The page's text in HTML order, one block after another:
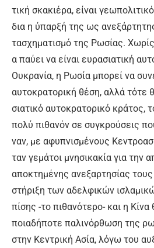
τι­κή σκα­κιέ­ρα, εί­ναι
δια η ύ­παρ­ξή της ως
τα­σχη­μα­τι­σμό της Ρω­σί­ας.
α παύ­ει να εί­ναι ευ­ρα­σια­τι­κή
Ου­κρα­νί­α, η Ρω­σί­α μπο­ρεί να
αυ­το­κρα­το­ρι­κή θέ­ση, αλ­λά τό­τε
σια­τι­κό αυ­το­κρα­το­ρι­κό κρά­τος,
πο­λύ πι­θα­νόν σε συ­γκρού­σεις
ναν, με α­φυ­πνι­σμέ­νους
ταν γε­μά­τοι μνη­σι­κα­κί­α για την
α­πο­κτη­μέ­νης α­νε­ξαρ­τη­σί­ας
στή­ρι­ξη των α­δελ­φι­κών
πί­σης -το πι­θα­νό­τε­ρο- και η
ποια­δή­πο­τε πα­λι­νόρ­θω­ση της
στην Κε­ντρι­κή Α­σί­α, λό­γω του